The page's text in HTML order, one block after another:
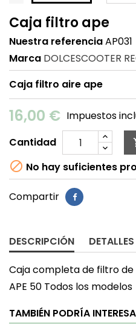
Caja filtro ape
Nuestra referenciaAP031
Marca DOLCESCOOTER
Caja filtro aire ape
16,00 € Impuestos
Cantidad
 No hay suficientes
Compartir
DESCRIPCIÓN
Caja completa de filtro de
APE 50 Todos los modelos
TAMBIÉN PODRÍA